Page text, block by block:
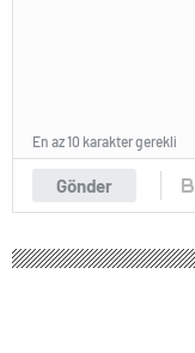
Gönder
En az 10 karakter gerekli